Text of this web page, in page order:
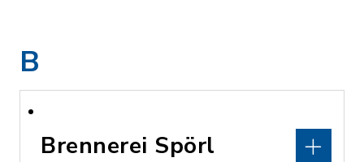
B
Brennerei Spörl